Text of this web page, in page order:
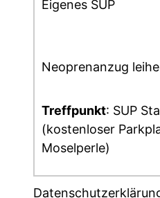
Eigenes SUP
Neoprenanzug
Treffpunkt: SUP
(kostenloser
Moselperle)